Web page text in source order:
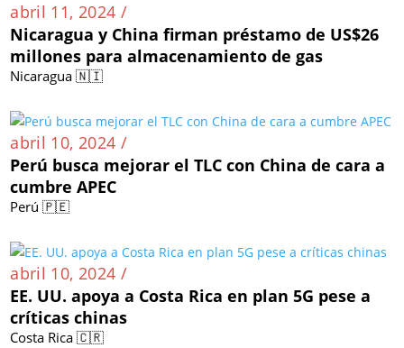
abril 11, 2024 /
Nicaragua y China firman préstamo de US$26
millones para almacenamiento de gas
Nicaragua 🇳🇮
abril 10, 2024 /
Perú busca mejorar el TLC con China de cara a
cumbre APEC
Perú 🇵🇪
abril 10, 2024 /
EE. UU. apoya a Costa Rica en plan 5G pese a
críticas chinas
Costa Rica 🇨🇷